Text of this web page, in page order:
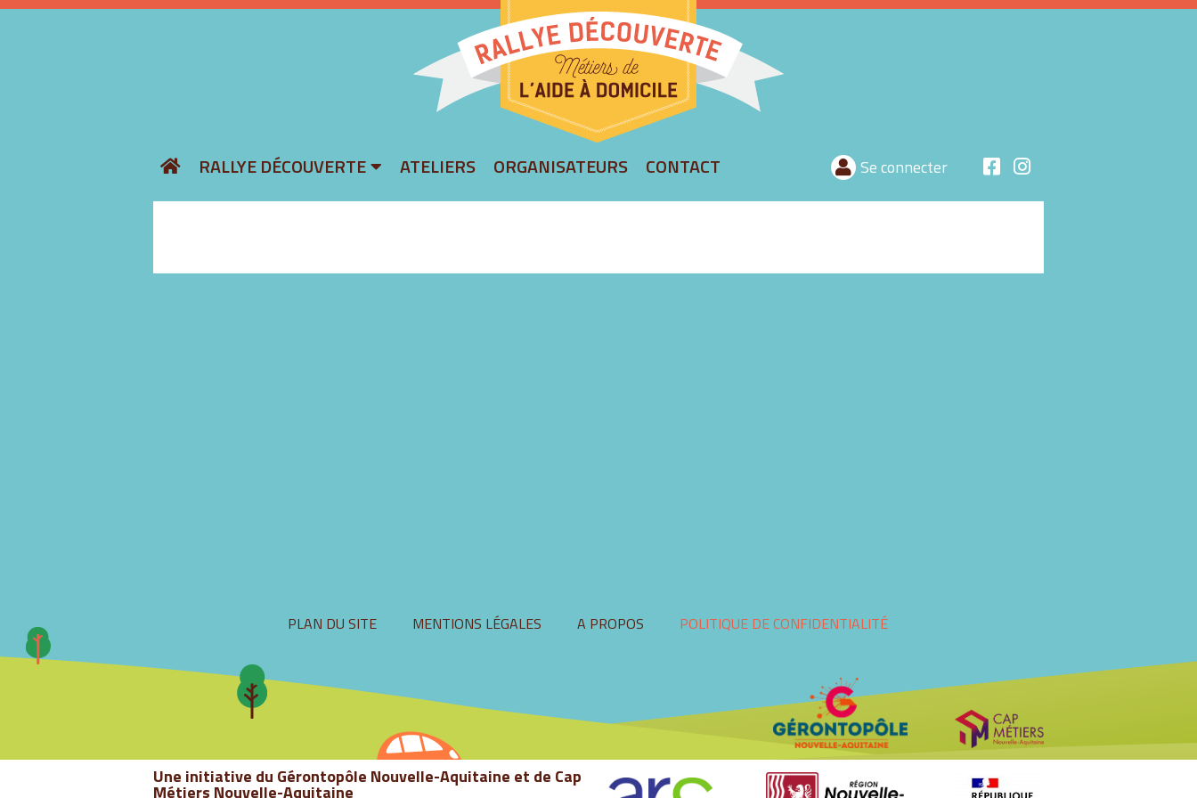
au
contenu
RALLYE DÉCOUVERTE ATELIERS ORGANISATEURS CONTACT Se connecter
Aller
au
PLAN DU SITE MENTIONS LÉGALES A PROPOS POLITIQUE DE CONFIDENTIALITÉ
Une initiative du Gérontopôle Nouvelle-Aquitaine et de Cap
Métiers Nouvelle-Aquitaine